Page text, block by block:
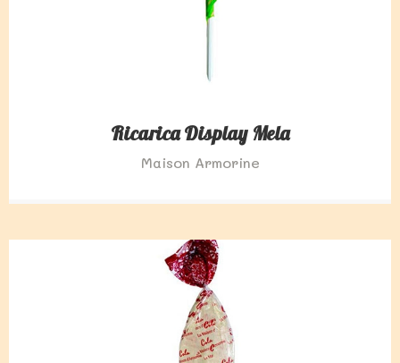
Ricarica Display Mela
Maison Armorine